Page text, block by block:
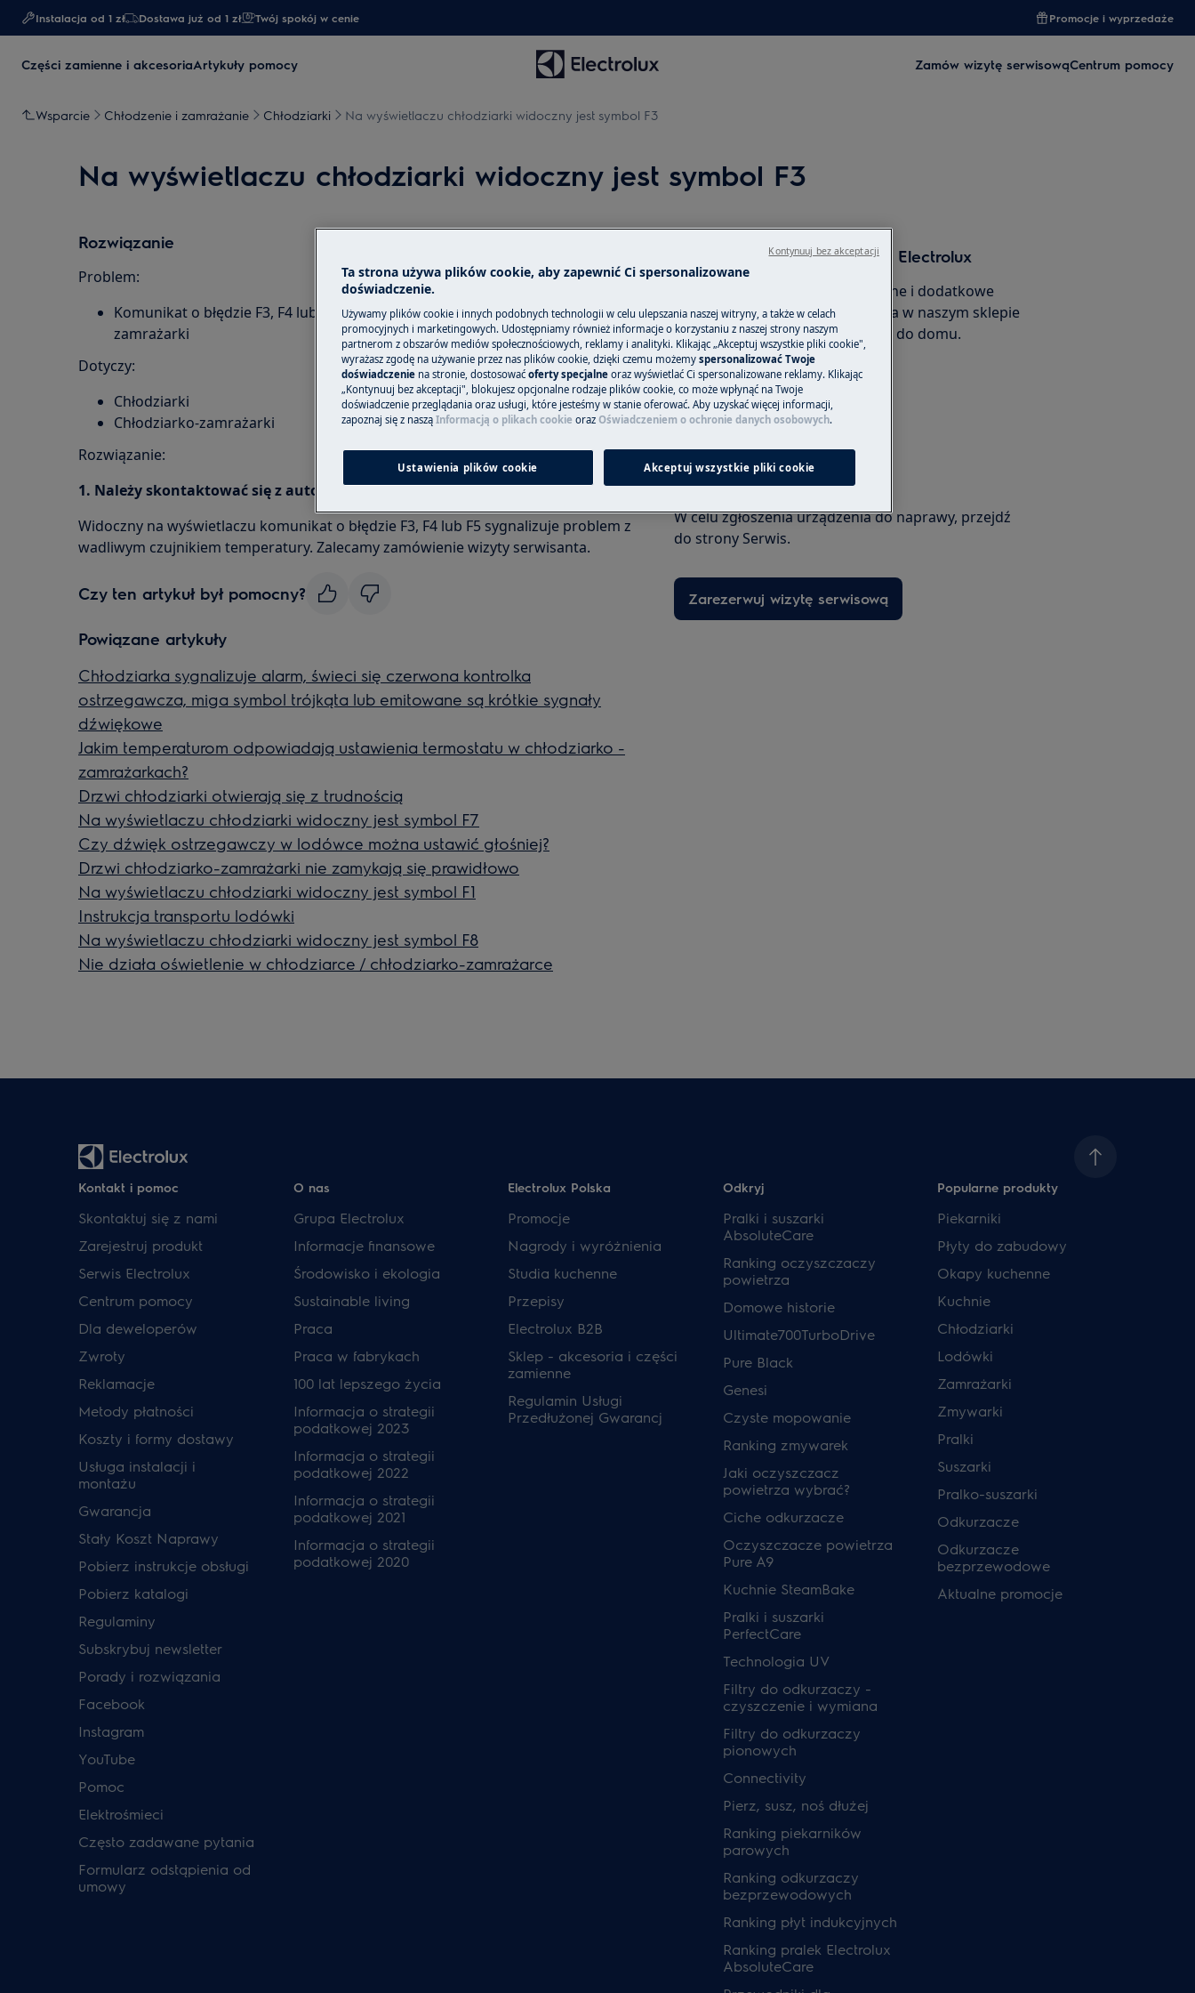
Instalacja od 1 zł Dostawa już od 1 zł​ Twój spokój w cenie Promocje i wyprzedaże
Części zamienne i akcesoriaArtykuły pomocy Zamów wizytę serwisowąCentrum pomocy
Wsparcie Chłodzenie i zamrażanie Chłodziarki Na wyświetlaczu chłodziarki widoczny jest symbol F3
Na wyświetlaczu chłodziarki widoczny jest symbol F3
Rozwiązanie
Problem:
Komunikat o błędzie F3, F4 lub F5 na wyświetlaczu chłodziarki / chłodziarko-
zamrażarki
Dotyczy:
Chłodziarki
Chłodziarko-zamrażarki
Rozwiązanie:
1. Należy skontaktować się z autoryzowanym centrum serwisowym.
Widoczny na wyświetlaczu komunikat o błędzie F3, F4 lub F5 sygnalizuje problem z
wadliwym czujnikiem temperatury. Zalecamy zamówienie wizyty serwisanta.
Czy ten artykuł był pomocny?
Powiązane artykuły
Chłodziarka sygnalizuje alarm, świeci się czerwona kontrolka
ostrzegawcza, miga symbol trójkąta lub emitowane są krótkie sygnały
dźwiękowe
Jakim temperaturom odpowiadają ustawienia termostatu w chłodziarko -
zamrażarkach?
Drzwi chłodziarki otwierają się z trudnością
Na wyświetlaczu chłodziarki widoczny jest symbol F7
Czy dźwięk ostrzegawczy w lodówce można ustawić głośniej?
Drzwi chłodziarko-zamrażarki nie zamykają się prawidłowo
Na wyświetlaczu chłodziarki widoczny jest symbol F1
Instrukcja transportu lodówki
Na wyświetlaczu chłodziarki widoczny jest symbol F8
Nie działa oświetlenie w chłodziarce / chłodziarko-zamrażarce
Części zamienne i akcesoria Electrolux
Znajdź oryginalne części zamienne i dodatkowe
akcesoria do swojego urządzenia w naszym sklepie
internetowym i zamów je prosto do domu.
Do sklepu internetowego
Zamów wizytę serwisową
W celu zgłoszenia urządzenia do naprawy, przejdź
do strony Serwis.
Zarezerwuj wizytę serwisową
Kontakt i pomoc
Skontaktuj się z nami
Zarejestruj produkt
Serwis Electrolux
Centrum pomocy
Dla deweloperów
Zwroty
Reklamacje
Metody płatności
Koszty i formy dostawy
Usługa instalacji i
montażu
Gwarancja
Stały Koszt Naprawy
Pobierz instrukcje obsługi
Pobierz katalogi
Regulaminy
Subskrybuj newsletter
Porady i rozwiązania
Facebook
Instagram
YouTube
Pomoc
Elektrośmieci
Często zadawane pytania
Formularz odstąpienia od
umowy
O nas
Grupa Electrolux
Informacje finansowe
Środowisko i ekologia
Sustainable living
Praca
Praca w fabrykach
100 lat lepszego życia
Informacja o strategii
podatkowej 2023
Informacja o strategii
podatkowej 2022
Informacja o strategii
podatkowej 2021
Informacja o strategii
podatkowej 2020
Electrolux Polska
Promocje
Nagrody i wyróżnienia
Studia kuchenne
Przepisy
Electrolux B2B
Sklep - akcesoria i części
zamienne
Regulamin Usługi
Przedłużonej Gwarancj
Odkryj
Pralki i suszarki
AbsoluteCare
Ranking oczyszczaczy
powietrza
Domowe historie
Ultimate700TurboDrive
Pure Black
Genesi
Czyste mopowanie
Ranking zmywarek
Jaki oczyszczacz
powietrza wybrać?
Ciche odkurzacze
Oczyszczacze powietrza
Pure A9
Kuchnie SteamBake
Pralki i suszarki
PerfectCare
Technologia UV
Filtry do odkurzaczy -
czyszczenie i wymiana
Filtry do odkurzaczy
pionowych
Connectivity
Pierz, susz, noś dłużej
Ranking piekarników
parowych
Ranking odkurzaczy
bezprzewodowych
Ranking płyt indukcyjnych
Ranking pralek Electrolux
AbsoluteCare
Popularne produkty
Piekarniki
Płyty do zabudowy
Okapy kuchenne
Kuchnie
Chłodziarki
Lodówki
Zamrażarki
Zmywarki
Pralki
Suszarki
Pralko-suszarki
Odkurzacze
Odkurzacze
bezprzewodowe
Aktualne promocje
Ta strona używa plików cookie, aby zapewnić Ci spersonalizowane
doświadczenie.
Używamy plików cookie i innych podobnych technologii w celu ulepszania naszej witryny, a także w celach
promocyjnych i marketingowych. Udostępniamy również informacje o korzystaniu z naszej strony naszym
partnerom z obszarów mediów społecznościowych, reklamy i analityki. Klikając „Akceptuj wszystkie pliki cookie",
wyrażasz zgodę na używanie przez nas plików cookie, dzięki czemu możemy spersonalizować Twoje
doświadczenie na stronie, dostosować oferty specjalne oraz wyświetlać Ci spersonalizowane reklamy. Klikając
„Kontynuuj bez akceptacji", blokujesz opcjonalne rodzaje plików cookie, co może wpłynąć na Twoje
doświadczenie przeglądania oraz usługi, które jesteśmy w stanie oferować. Aby uzyskać więcej informacji,
zapoznaj się z naszą Informacją o plikach cookie oraz Oświadczeniem o ochronie danych osobowych.
Ustawienia plików cookie Akceptuj wszystkie pliki cookie
Kontynuuj bez akceptacji